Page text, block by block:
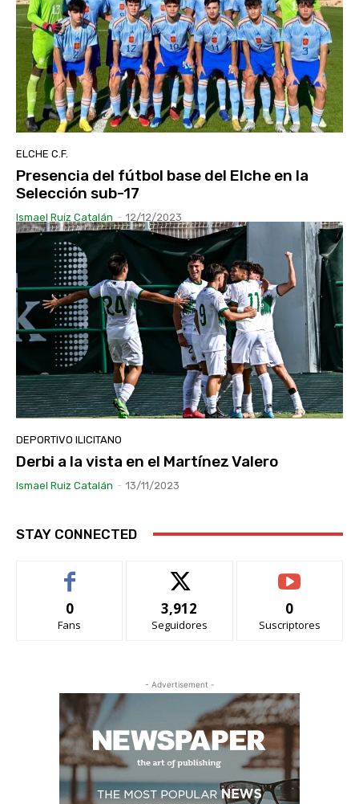
ELCHE C.F.
Presencia del fútbol base del Elche en la
Selección sub-17
Ismael Ruiz Catalán - 12/12/2023
DEPORTIVO ILICITANO
Derbi a la vista en el Martínez Valero
Ismael Ruiz Catalán - 13/11/2023
STAY CONNECTED
0
Fans
3,912
Seguidores
0
Suscriptores
- Advertisement -